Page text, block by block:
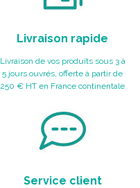
Livraison rapide
Livraison de vos produits sous 3 à
5 jours ouvrés, offerte à partir de
250 € HT en France continentale
Service client